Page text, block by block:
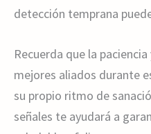
detección temprana
Recuerda que la
mejores aliados durante
su propio ritmo de
señales te ayudará a